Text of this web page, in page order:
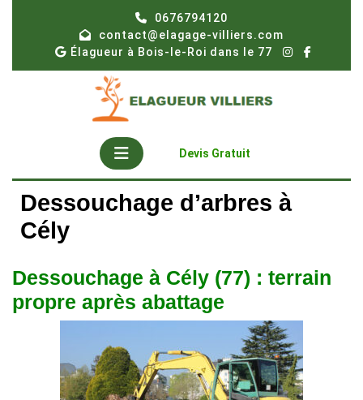
0676794120
contact@elagage-villiers.com
Élagueur à Bois-le-Roi dans le 77
Open
Button
Devis Gratuit
Dessouchage d’arbres à
Cély
Dessouchage à Cély (77) : terrain
propre après abattage